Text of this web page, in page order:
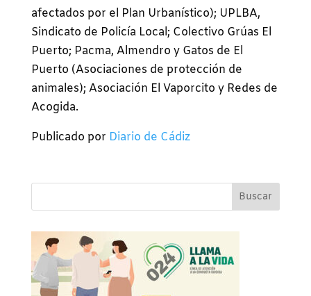
afectados por el Plan Urbanístico); UPLBA,
Sindicato de Policía Local; Colectivo Grúas El
Puerto; Pacma, Almendro y Gatos de El
Puerto (Asociaciones de protección de
animales); Asociación El Vaporcito y Redes de
Acogida.
Publicado por Diario de Cádiz